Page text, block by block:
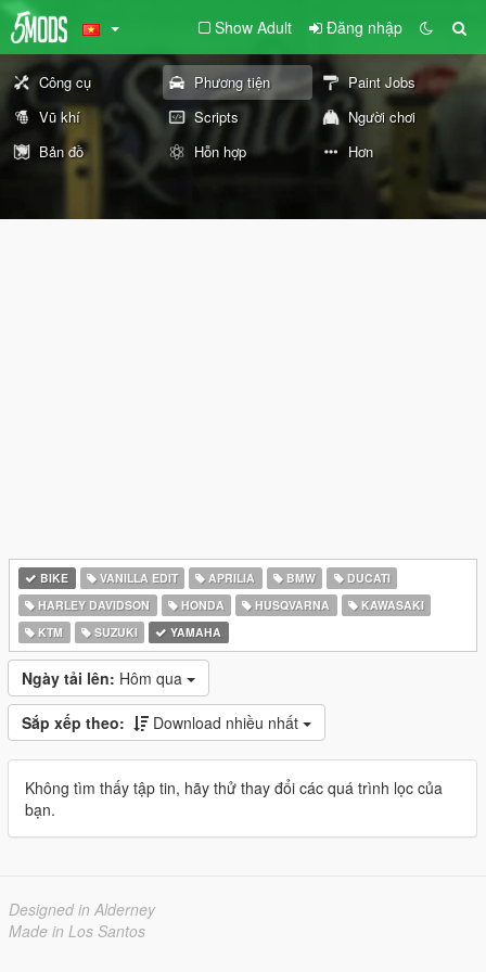
Show Adult Đăng nhập
Công cụ Phương tiện
Paint Jobs
Vũ khí
Scripts
Người chơi
Bản đồ
Hỗn hợp Hơn
BIKE VANILLA EDIT APRILIA BMW
DUCATI
HARLEY DAVIDSON
HONDA HUSQVARNA
KAWASAKI
KTM
SUZUKI YAMAHA
Ngày tải lên: Hôm qua
Sắp xếp theo: Download nhiều nhất
Không tìm thấy tập tin, hãy thử thay đổi các quá trình lọc của
bạn.
Designed in Alderney
Made in Los Santos